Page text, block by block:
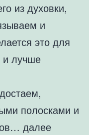
из духовки,
и
это для
и лучше
полосками и
далее